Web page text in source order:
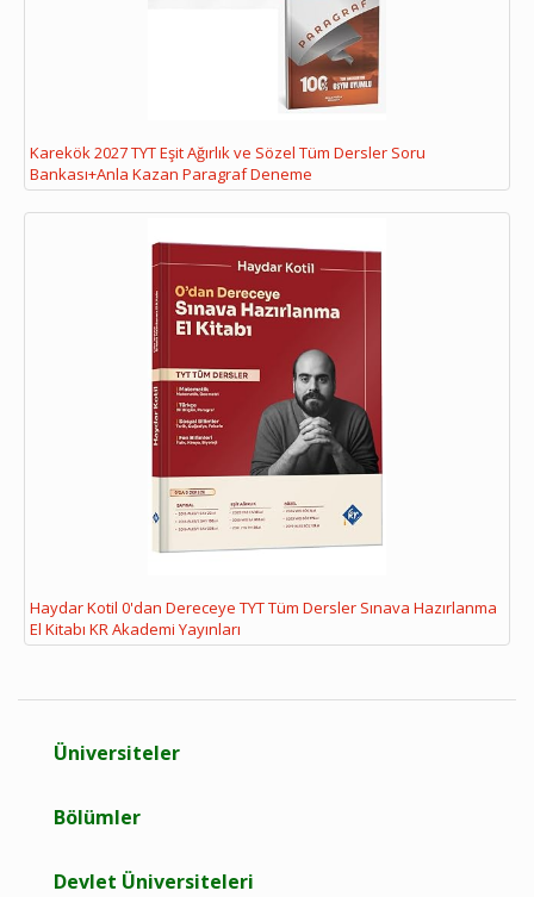
Karekök 2027 TYT Eşit Ağırlık ve Sözel Tüm Dersler Soru
Bankası+Anla Kazan Paragraf Deneme
Haydar Kotil 0'dan Dereceye TYT Tüm Dersler Sınava Hazırlanma
El Kitabı KR Akademi Yayınları
Üniversiteler
Bölümler
Devlet Üniversiteleri